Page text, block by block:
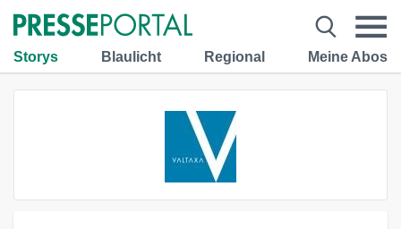
Storys Blaulicht Regional Meine Abos